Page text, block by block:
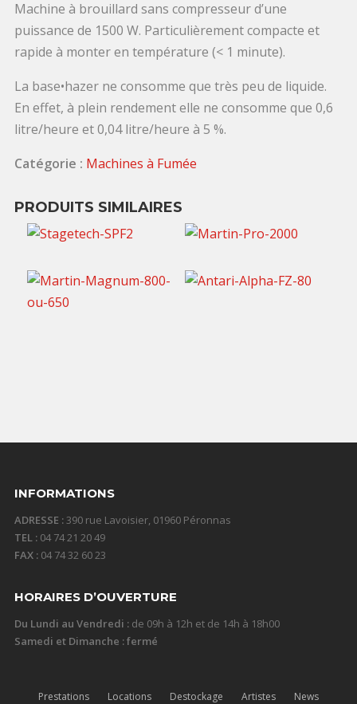
Machine à brouillard sans compresseur d’une
puissance de 1500 W. Particulièrement compacte et
rapide à monter en température (< 1 minute).
La base•hazer ne consomme que très peu de liquide.
En effet, à plein rendement elle ne consomme que 0,6
litre/heure et 0,04 litre/heure à 5 %.
Catégorie : Machines à Fumée
PRODUITS SIMILAIRES
35,00
INFORMATIONS
ADRESSE :390 rue Lavoisier, 01960 Péronnas
TEL :04 74 21 20 49
FAX :04 74 32 60 23
HORAIRES D’OUVERTURE
Du Lundi au Vendredi :de 09h à 12h et de 14h à 18h00
Samedi et Dimanche : fermé
Prestations Locations Destockage Artistes
News